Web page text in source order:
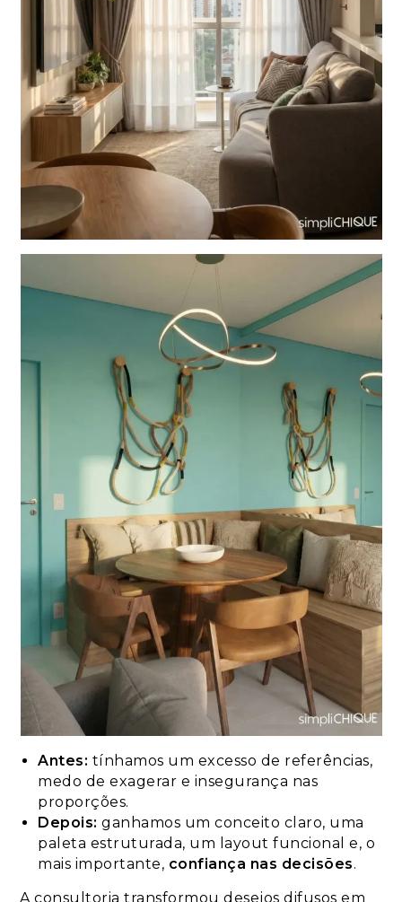
Antes: tínhamos um excesso de referências,
medo de exagerar e insegurança nas
proporções.
Depois: ganhamos um conceito claro, uma
paleta estruturada, um layout funcional e, o
mais importante, confiança nas decisões.
A consultoria transformou desejos difusos em